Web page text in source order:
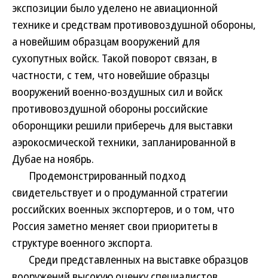
экспозиции было уделено не авиационной
технике и средствам противовоздушной обороны,
а новейшим образцам вооружений для
сухопутных войск. Такой поворот связан, в
частности, с тем, что новейшие образцы
вооружений военно-воздушных сил и войск
противовоздушной обороны российские
оборонщики решили приберечь для выставки
аэрокосмической техники, запланированной в
Дубае на ноябрь.
Продемонстрированный подход
свидетельствует и о продуманной стратегии
российских военных экспортеров, и о том, что
Россия заметно меняет свои приоритеты в
структуре военного экспорта.
Среди представленных на выставке образцов